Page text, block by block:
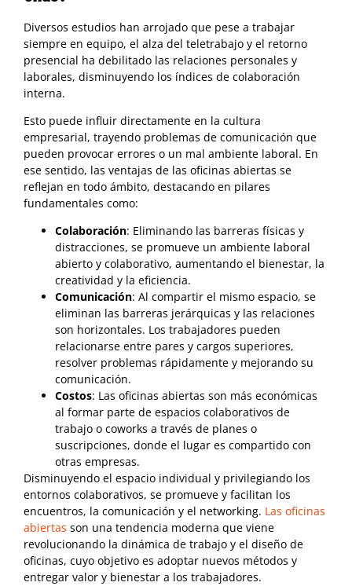
Diversos estudios han arrojado que pese a trabajar
siempre en equipo, el alza del teletrabajo y el retorno
presencial ha debilitado las relaciones personales y
laborales, disminuyendo los índices de colaboración
interna.
Esto puede influir directamente en la cultura
empresarial, trayendo problemas de comunicación que
pueden provocar errores o un mal ambiente laboral. En
ese sentido, las ventajas de las oficinas abiertas se
reflejan en todo ámbito, destacando en pilares
fundamentales como:
Colaboración: Eliminando las barreras físicas y
distracciones, se promueve un ambiente laboral
abierto y colaborativo, aumentando el bienestar, la
creatividad y la eficiencia.
Comunicación: Al compartir el mismo espacio, se
eliminan las barreras jerárquicas y las relaciones
son horizontales. Los trabajadores pueden
relacionarse entre pares y cargos superiores,
resolver problemas rápidamente y mejorando su
comunicación.
Costos: Las oficinas abiertas son más económicas
al formar parte de espacios colaborativos de
trabajo o coworks a través de planes o
suscripciones, donde el lugar es compartido con
otras empresas.
Disminuyendo el espacio individual y privilegiando los
entornos colaborativos, se promueve y facilitan los
encuentros, la comunicación y el networking. Las oficinas
abiertas son una tendencia moderna que viene
revolucionando la dinámica de trabajo y el diseño de
oficinas, cuyo objetivo es adoptar nuevos métodos y
entregar valor y bienestar a los trabajadores.